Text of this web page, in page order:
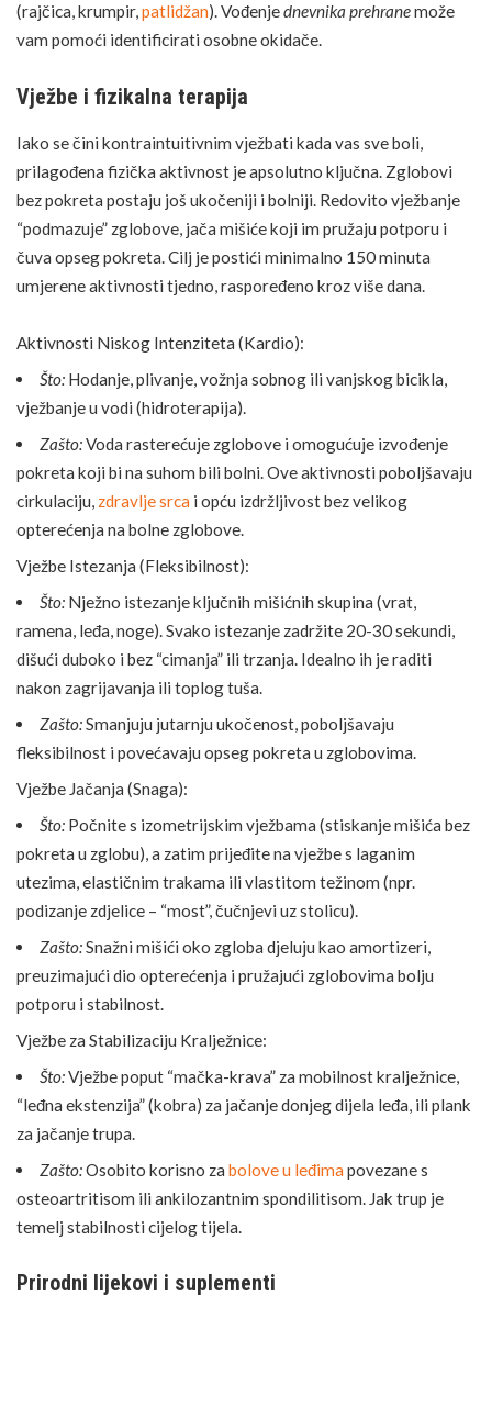
(rajčica, krumpir,patlidžan). Vođenjednevnika prehranemože
vam pomoći identificirati osobne okidače.
Vježbe i fizikalna terapija
Iako se čini kontraintuitivnim vježbati kada vas sve boli,
prilagođena fizička aktivnost je apsolutno ključna. Zglobovi
bez pokreta postaju još ukočeniji i bolniji. Redovito vježbanje
“podmazuje” zglobove, jača mišiće koji im pružaju potporu i
čuva opseg pokreta. Cilj je postići minimalno 150 minuta
umjerene aktivnosti tjedno, raspoređeno kroz više dana.
Aktivnosti Niskog Intenziteta (Kardio):
Što: Hodanje, plivanje, vožnja sobnog ili vanjskog bicikla,
vježbanje u vodi (hidroterapija).
Zašto:Voda rasterećuje zglobove i omogućuje izvođenje
pokreta koji bi na suhom bili bolni. Ove aktivnosti poboljšavaju
cirkulaciju, zdravlje srca i opću izdržljivost bez velikog
opterećenja na bolne zglobove.
Vježbe Istezanja (Fleksibilnost):
Što: Nježno istezanje ključnih mišićnih skupina (vrat,
ramena, leđa, noge). Svako istezanje zadržite 20-30 sekundi,
dišući duboko i bez “cimanja” ili trzanja. Idealno ih je raditi
nakon zagrijavanja ili toplog tuša.
Zašto:Smanjuju jutarnju ukočenost, poboljšavaju
fleksibilnost i povećavaju opseg pokreta u zglobovima.
Vježbe Jačanja (Snaga):
Što: Počnite s izometrijskim vježbama (stiskanje mišića bez
pokreta u zglobu), a zatim prijeđite na vježbe s laganim
utezima, elastičnim trakama ili vlastitom težinom (npr.
podizanje zdjelice – “most”, čučnjevi uz stolicu).
Zašto:Snažni mišići oko zgloba djeluju kao amortizeri,
preuzimajući dio opterećenja i pružajući zglobovima bolju
potporu i stabilnost.
Vježbe za Stabilizaciju Kralježnice:
Što:Vježbe poput “mačka-krava” za mobilnost kralježnice,
“leđna ekstenzija” (kobra) za jačanje donjeg dijela leđa, ili plank
za jačanje trupa.
Zašto:Osobito korisno zabolove u leđimapovezane s
osteoartritisom ili ankilozantnim spondilitisom. Jak trup je
temelj stabilnosti cijelog tijela.
Prirodni lijekovi i suplementi